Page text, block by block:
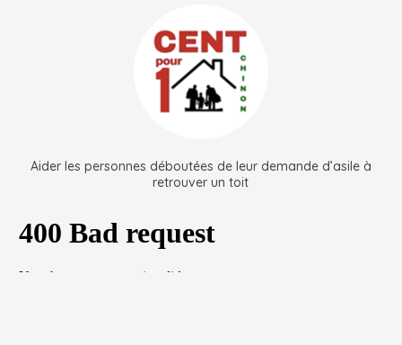
Aider les personnes déboutées de leur demande d’asile à
retrouver un toit